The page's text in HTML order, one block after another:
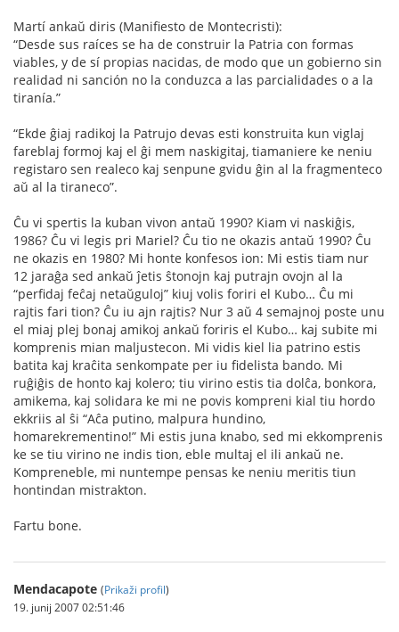
Martí ankaŭ diris (Manifiesto de Montecristi):
“Desde sus raíces se ha de construir la Patria con formas
viables, y de sí propias nacidas, de modo que un gobierno sin
realidad ni sanción no la conduzca a las parcialidades o a la
tiranía.”
“Ekde ĝiaj radikoj la Patrujo devas esti konstruita kun viglaj
fareblaj formoj kaj el ĝi mem naskigitaj, tiamaniere ke neniu
registaro sen realeco kaj senpune gvidu ĝin al la fragmenteco
aŭ al la tiraneco”.
Ĉu vi spertis la kuban vivon antaŭ 1990? Kiam vi naskiĝis,
1986? Ĉu vi legis pri Mariel? Ĉu tio ne okazis antaŭ 1990? Ĉu
ne okazis en 1980? Mi honte konfesos ion: Mi estis tiam nur
12 jaraĝa sed ankaŭ ĵetis ŝtonojn kaj putrajn ovojn al la
“perfidaj feĉaj netaŭguloj” kiuj volis foriri el Kubo… Ĉu mi
rajtis fari tion? Ĉu iu ajn rajtis? Nur 3 aŭ 4 semajnoj poste unu
el miaj plej bonaj amikoj ankaŭ foriris el Kubo… kaj subite mi
komprenis mian maljustecon. Mi vidis kiel lia patrino estis
batita kaj kraĉita senkompate per iu fidelista bando. Mi
ruĝiĝis de honto kaj kolero; tiu virino estis tia dolĉa, bonkora,
amikema, kaj solidara ke mi ne povis kompreni kial tiu hordo
ekkriis al ŝi “Aĉa putino, malpura hundino,
homarekrementino!” Mi estis juna knabo, sed mi ekkomprenis
ke se tiu virino ne indis tion, eble multaj el ili ankaŭ ne.
Kompreneble, mi nuntempe pensas ke neniu meritis tiun
hontindan mistrakton.
Fartu bone.
Mendacapote (Prikaži profil)
19. junij 2007 02:51:46